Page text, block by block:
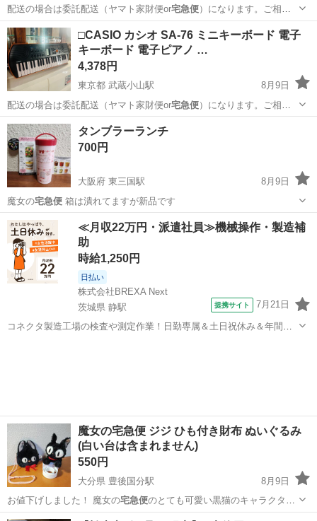
配送の場合は委託配送（ヤマト家財便or宅急便）になります。ご相談
下さい。 ●…
東京 品川区 ダイニングセット ベンチ
□CASIO カシオ SA-76 ミニキーボード 電子
キーボード 電子ピアノ …
4,378円
東京都 武蔵小山駅
8月9日
配送の場合は委託配送（ヤマト家財便or宅急便）になります。ご相談
下さい。 ●お取…
東京 品川区 武蔵小山駅
タンブラーランチ
700円
大阪府 東三国駅
8月9日
魔女の宅急便箱は潰れてますが新品です
大阪 大阪市 東三国駅 食器 新品
≪月収22万円・派遣社員≫機械操作・製造補
助
時給1,250円
日払い
株式会社BREXA Next
茨城県 静駅
提携サイト 7月21日
コネクタ製造工場の検査や測定作業！日勤専属＆土日祝休み＆年間休
魔女の宅急便 ジジ ひも付き財布 ぬいぐるみ
(白い台は含まれません)
550円
大分県 豊後国分駅
8月9日
お値下げしました！ 魔女の宅急便のとても可愛い黒猫のキャラクター
のお財…